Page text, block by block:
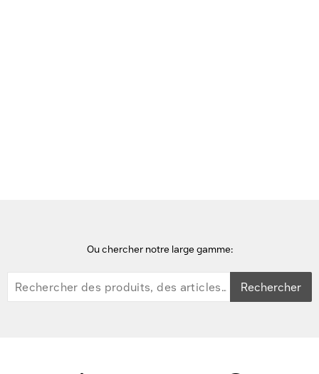
Ou chercher notre large gamme:
Rechercher